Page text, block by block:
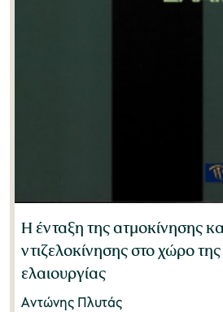
Η ένταξη της ατμοκίνησης
ντιζελοκίνησης στο χώρο
ελαιουργίας
Αντώνης Πλυτάς